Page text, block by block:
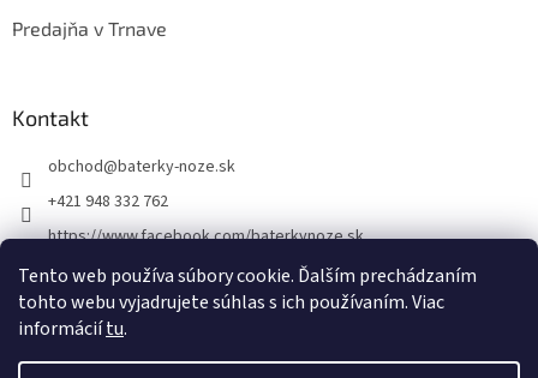
Tento web používa súbory cookie. Ďalším prechádzaním
tohto webu vyjadrujete súhlas s ich používaním. Viac
informáciítu.
Predajňa v Trnave
Kontakt
obchod@baterky-noze.sk
+421 948 332 762
https://www.facebook.com/baterkynoze.sk
/baterkynoze
https://www.youtube.com/@nozebaterky